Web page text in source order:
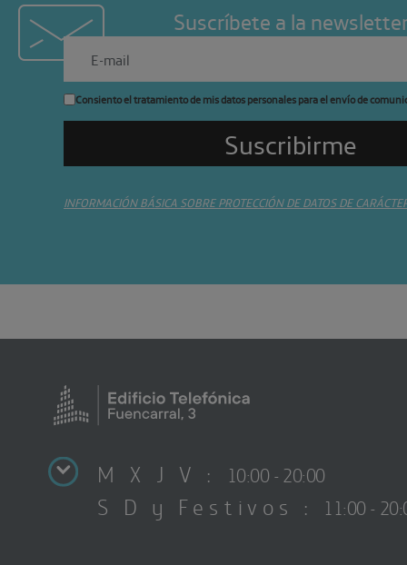
Suscríbete a la
Consiento el tratamiento de mis datos personales para el envío de
INFORMACIÓN BÁSICA SOBRE PROTECCIÓN DE DATOS DE
M X J V : 10:00 - 20:00
S D y Festivos : 11:00 -